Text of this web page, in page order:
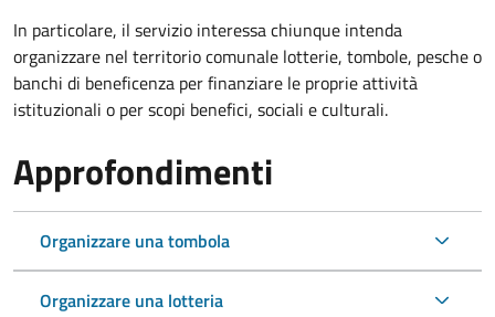
In particolare, il servizio interessa chiunque intenda
organizzare nel territorio comunale lotterie, tombole, pesche o
banchi di beneficenza per finanziare le proprie attività
istituzionali o per scopi benefici, sociali e culturali.
Approfondimenti
Organizzare una tombola
Organizzare una lotteria